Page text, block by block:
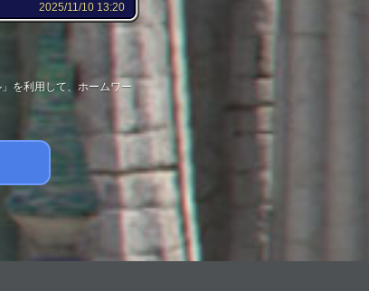
2025/11/10 13:20
を利用して、ホームワー